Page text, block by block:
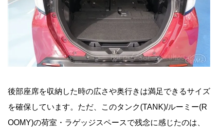
後部座席を収納した時の広さや奥行きは満足できるサイズ
を確保しています。ただ、このタンク(TANK)/ルーミー(R
OOMY)の荷室・ラゲッジスペースで残念に感じたのは、